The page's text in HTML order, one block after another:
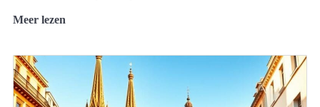
Meer lezen